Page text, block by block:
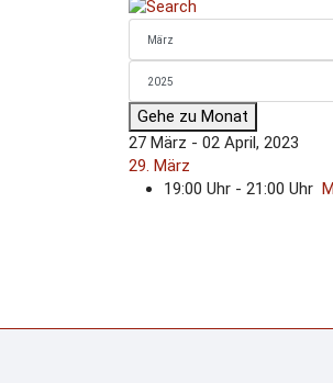
Gehe zu Monat
27 März - 02 April, 2023
29. März
19:00 Uhr - 21:00 Uhr